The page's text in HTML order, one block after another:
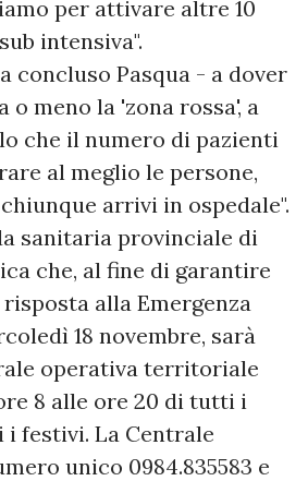
per attivare altre 10
intensiva".
concluso Pasqua - a dover
o meno la 'zona rossa', a
che il numero di pazienti
al meglio le persone,
arrivi in ospedale".
sanitaria provinciale di
che, al fine di garantire
alla Emergenza
18 novembre, sarà
operativa territoriale
8 alle ore 20 di tutti i
i festivi. La Centrale
unico 0984.835583 e